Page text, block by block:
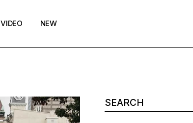
VIDEO NEW